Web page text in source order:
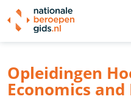
Opleidingen
Economics and